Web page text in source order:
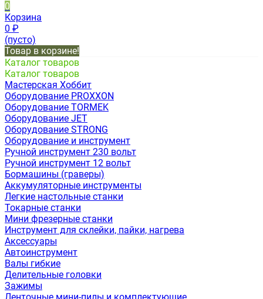
0
Корзина
0 ₽
(пусто)
Товар в корзине!
Каталог товаров
Каталог товаров
Мастерская Хоббит
Оборудование PROXXON
Оборудование TORMEK
Оборудование JET
Оборудование STRONG
Оборудование и инструмент
Ручной инструмент 230 вольт
Ручной инструмент 12 вольт
Бормашины (граверы)
Аккумуляторные инструменты
Легкие настольные станки
Токарные станки
Мини фрезерные станки
Инструмент для склейки, пайки, нагрева
Аксессуары
Автоинструмент
Валы гибкие
Делительные головки
Зажимы